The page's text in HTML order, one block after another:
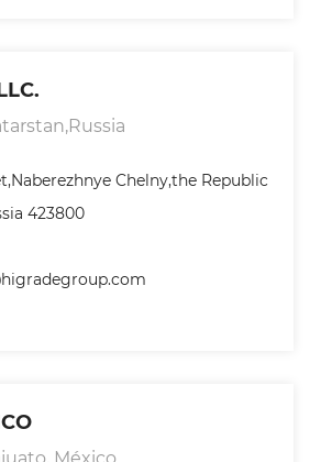
Chelny,the Republic
423800
México